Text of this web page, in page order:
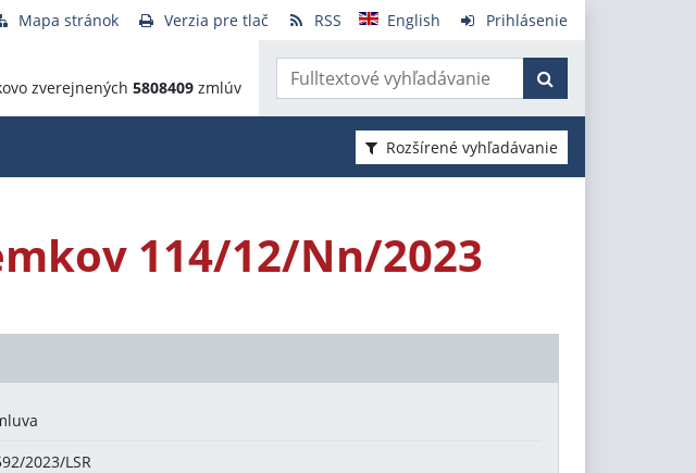
Mapa stránok Verzia pre tlač RSS English Prihlásenie
zverejnených 5808409 zmlúv
Rozšírené vyhľadávanie
114/12/Nn/2023
2023/LSR